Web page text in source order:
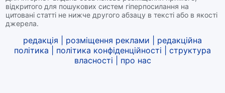
відкритого для пошукових систем гіперпосилання на
цитовані статті не нижче другого абзацу в тексті або в якості
джерела.
редакція розміщення реклами
редакційна
політика
політика конфіденційності
структура
власності
про нас